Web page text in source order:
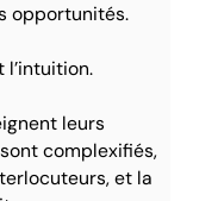
opportunités.
leurs
complexifiés,
et la